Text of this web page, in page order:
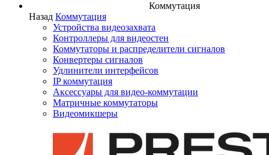
Коммутация
Назад Коммутация
Устройства видеозахвата
Контроллеры для видеостен
Коммутаторы и распределители сигналов
Конвертеры сигналов
Удлинители интерфейсов
IP коммутация
Аксессуары для видео-коммутации
Матричные коммутаторы
Видеомикшеры